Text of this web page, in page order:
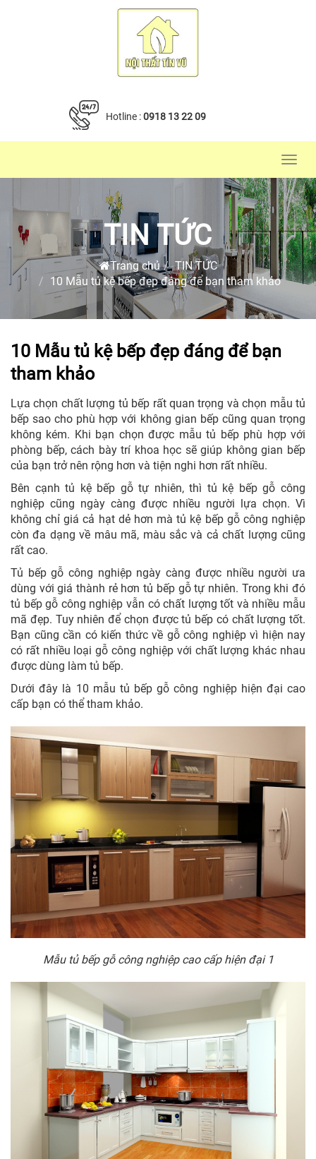
Hotline :0918 13 22 09
TIN TỨC
Trang chủ
TIN TỨC
10 Mẫu tủ kệ bếp đẹp đáng để bạn tham khảo
10 Mẫu tủ kệ bếp đẹp đáng để bạn
tham khảo
Lựa chọn chất lượng tủ bếp rất quan trọng và chọn mẫu tủ
bếp sao cho phù hợp với không gian bếp cũng quan trọng
không kém. Khi bạn chọn được mẫu tủ bếp phù hợp với
phòng bếp, cách bày trí khoa học sẽ giúp không gian bếp
của bạn trở nên rộng hơn và tiện nghi hơn rất nhiều.
Bên cạnh tủ kệ bếp gỗ tự nhiên, thì tủ kệ bếp gỗ công
nghiệp cũng ngày càng được nhiều người lựa chọn. Vì
không chỉ giá cả hạt dẻ hơn mà tủ kệ bếp gỗ công nghiệp
còn đa dạng về mâu mã, màu sắc và cả chất lượng cũng
rất cao.
Tủ bếp gỗ công nghiệp ngày càng được nhiều người ưa
dùng với giá thành rẻ hơn tủ bếp gỗ tự nhiên. Trong khi đó
tủ bếp gỗ công nghiệp vẫn có chất lượng tốt và nhiều mẫu
mã đẹp. Tuy nhiên để chọn được tủ bếp có chất lượng tốt.
Bạn cũng cần có kiến thức về gỗ công nghiệp vì hiện nay
có rất nhiều loại gỗ công nghiệp với chất lượng khác nhau
được dùng làm tủ bếp.
Dưới đây là 10 mẫu tủ bếp gỗ công nghiệp hiện đại cao
cấp bạn có thể tham khảo.
Mẫu tủ bếp gỗ công nghiệp cao cấp hiện đại 1